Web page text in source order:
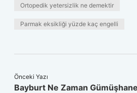
Ortopedik yetersizlik ne demektir
Parmak eksikliği yüzde kaç engelli
Önceki Yazı
Bayburt Ne Zaman